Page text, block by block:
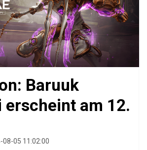
Baruuk
erscheint am 12.
05 11:02:00